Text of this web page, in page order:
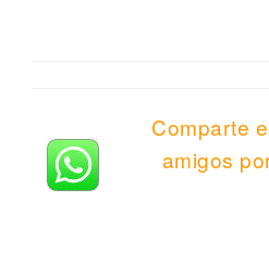
Comparte
amigos